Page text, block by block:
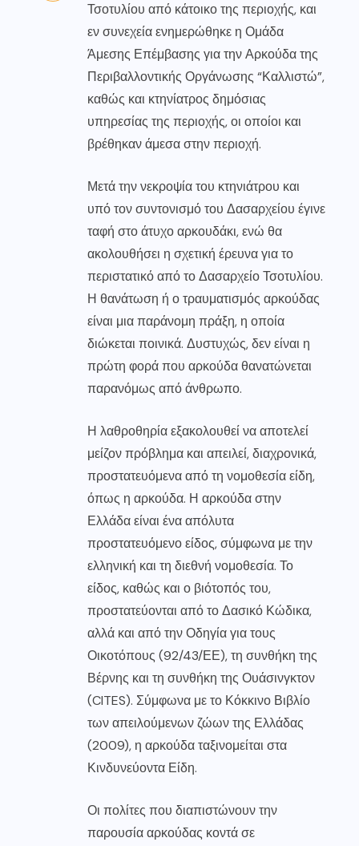
Τσοτυλίου από κάτοικο της περιοχής, και
εν συνεχεία ενημερώθηκε η Ομάδα
Άμεσης Επέμβασης για την Αρκούδα της
Περιβαλλοντικής Οργάνωσης “Καλλιστώ”,
καθώς και κτηνίατρος δημόσιας
υπηρεσίας της περιοχής, οι οποίοι και
βρέθηκαν άμεσα στην περιοχή.
Μετά την νεκροψία του κτηνιάτρου και
υπό τον συντονισμό του Δασαρχείου έγινε
ταφή στο άτυχο αρκουδάκι, ενώ θα
ακολουθήσει η σχετική έρευνα για το
περιστατικό από το Δασαρχείο Τσοτυλίου.
Η θανάτωση ή ο τραυματισμός αρκούδας
είναι μια παράνομη πράξη, η οποία
διώκεται ποινικά. Δυστυχώς, δεν είναι η
πρώτη φορά που αρκούδα θανατώνεται
παρανόμως από άνθρωπο.
Η λαθροθηρία εξακολουθεί να αποτελεί
μείζον πρόβλημα και απειλεί, διαχρονικά,
προστατευόμενα από τη νομοθεσία είδη,
όπως η αρκούδα. Η αρκούδα στην
Ελλάδα είναι ένα απόλυτα
προστατευόμενο είδος, σύμφωνα με την
ελληνική και τη διεθνή νομοθεσία. Το
είδος, καθώς και ο βιότοπός του,
προστατεύονται από το Δασικό Κώδικα,
αλλά και από την Οδηγία για τους
Οικοτόπους (92/43/ΕΕ), τη συνθήκη της
Βέρνης και τη συνθήκη της Ουάσινγκτον
(CITES). Σύμφωνα με το Κόκκινο Βιβλίο
των απειλούμενων ζώων της Ελλάδας
(2009), η αρκούδα ταξινομείται στα
Κινδυνεύοντα Είδη.
Οι πολίτες που διαπιστώνουν την
παρουσία αρκούδας κοντά σε